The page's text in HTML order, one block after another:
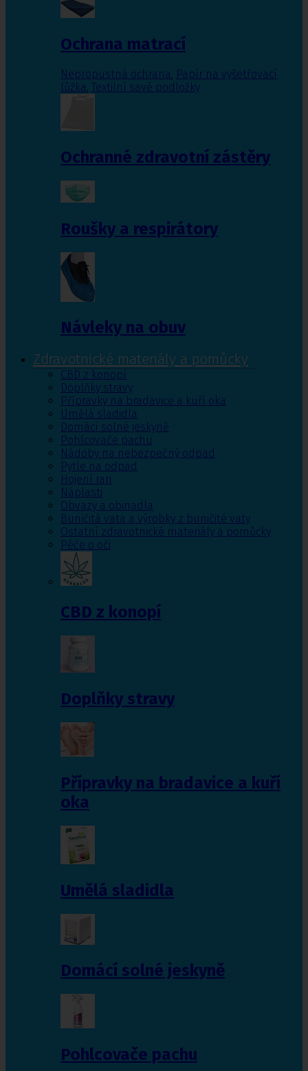
Ochrana matrací
Nepropustná ochrana, Papír na vyšetřovací
lůžka, Textilní savé podložky
Ochranné zdravotní zástěry
Roušky a respirátory
Návleky na obuv
Zdravotnické materiály a pomůcky
CBD z konopí
Doplňky stravy
Přípravky na bradavice a kuří oka
Umělá sladidla
Domácí solné jeskyně
Pohlcovače pachu
Nádoby na nebezpečný odpad
Pytle na odpad
Hojení ran
Náplasti
Obvazy a obinadla
Buničitá vata a výrobky z buničité vaty
Ostatní zdravotnické materiály a pomůcky
Péče o oči
CBD z konopí
Doplňky stravy
Přípravky na bradavice a kuří
oka
Umělá sladidla
Domácí solné jeskyně
Pohlcovače pachu